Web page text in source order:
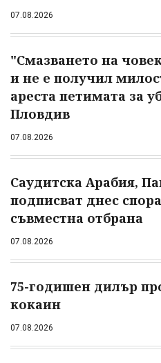
07.08.2026
"Смазването на
и не е получил
ареста петимата за
Пловдив
07.08.2026
Саудитска Арабия,
подписват днес
съвместна отбрана
07.08.2026
75-годишен дилър
кокаин
07.08.2026